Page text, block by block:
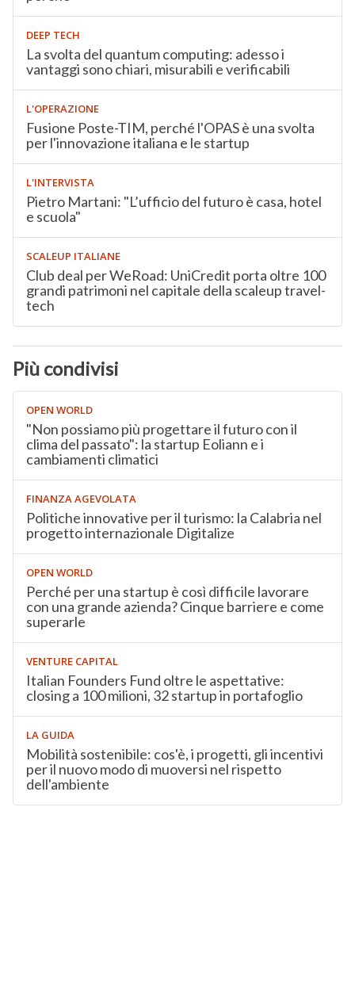
DEEP TECH
La svolta del quantum computing: adesso i
vantaggi sono chiari, misurabili e verificabili
L'OPERAZIONE
Fusione Poste-TIM, perché l'OPAS è una svolta
per l'innovazione italiana e le startup
L'INTERVISTA
Pietro Martani: "L’ufficio del futuro è casa, hotel
e scuola"
SCALEUP ITALIANE
Club deal per WeRoad: UniCredit porta oltre 100
grandi patrimoni nel capitale della scaleup travel-
tech
Più condivisi
OPEN WORLD
"Non possiamo più progettare il futuro con il
clima del passato": la startup Eoliann e i
cambiamenti climatici
FINANZA AGEVOLATA
Politiche innovative per il turismo: la Calabria nel
progetto internazionale Digitalize
OPEN WORLD
Perché per una startup è così difficile lavorare
con una grande azienda? Cinque barriere e come
superarle
VENTURE CAPITAL
Italian Founders Fund oltre le aspettative:
closing a 100 milioni, 32 startup in portafoglio
LA GUIDA
Mobilità sostenibile: cos'è, i progetti, gli incentivi
per il nuovo modo di muoversi nel rispetto
dell'ambiente